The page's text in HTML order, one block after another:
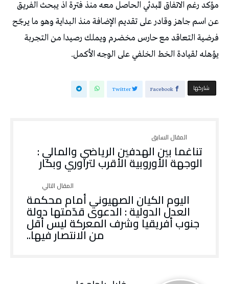
مؤكد رغم الاتفاق المبدئي الحاصل معه منذ فترة اذ يبحث الفريق
عن اسم جاهز وقادر على تقديم الإضافة منذ البداية وهو ما يرجّح
فرضية التعاقد مع حارس مخضرم ويملك رصيدا من التجربة
يؤهله لقيادة الخط الخلفي على الوجه الأكمل.
‫‫ شاركها‬ Facebook
Twitter
تناغما بين الهدفين الرياضي والمالي :
الوجهة الأوروبية الأقرب لتراوري وبكار
اليوم الكيان الصهيوني أمام محكمة
العدل الدولية : الدعوى قدّمتها دولة
جنوب أفريقيا وشرف المعركة ليس أقل
من الانتصار فيها..